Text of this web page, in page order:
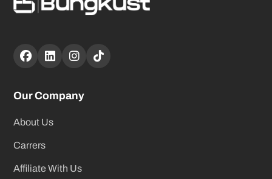
Our Company
About Us
Carrers
Affiliate With Us